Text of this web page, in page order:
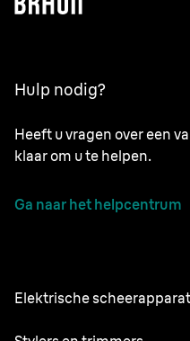
Hulp nodig?
Heeft u vragen over een
klaar om u te helpen.
Ga naar het helpcentrum
Elektrische
Series 9 Pro